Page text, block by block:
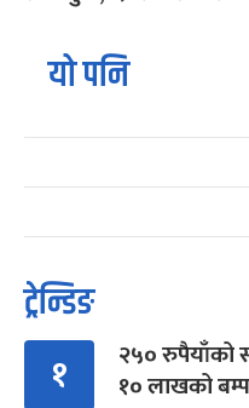
यो पनि
ट्रेन्डिङ
१
२५० रुपैयाँको
१० लाखको